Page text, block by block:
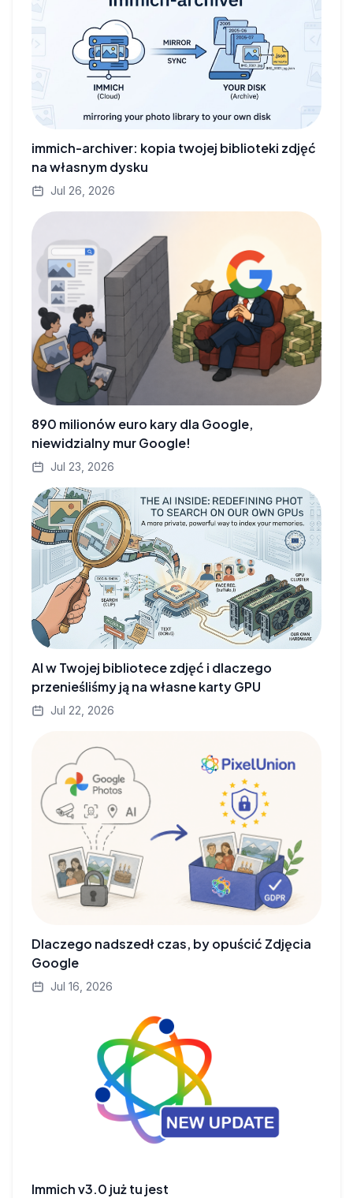
immich-archiver: kopia twojej biblioteki zdjęć
na własnym dysku
Jul 26, 2026
890 milionów euro kary dla Google,
niewidzialny mur Google!
Jul 23, 2026
AI w Twojej bibliotece zdjęć i dlaczego
przenieśliśmy ją na własne karty GPU
Jul 22, 2026
Dlaczego nadszedł czas, by opuścić Zdjęcia
Google
Jul 16, 2026
Immich v3.0 już tu jest